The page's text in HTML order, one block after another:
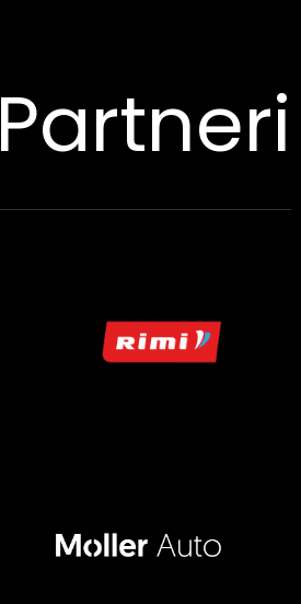
Partneri